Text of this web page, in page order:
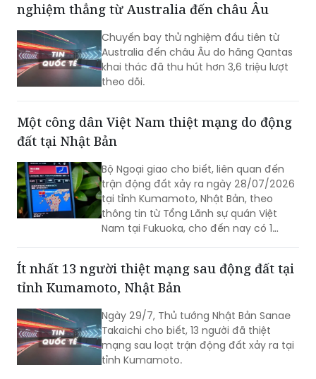
nghiệm thẳng từ Australia đến châu Âu
Chuyến bay thử nghiệm đầu tiên từ
Australia đến châu Âu do hãng Qantas
khai thác đã thu hút hơn 3,6 triệu lượt
theo dõi.
Một công dân Việt Nam thiệt mạng do động
đất tại Nhật Bản
Bộ Ngoại giao cho biết, liên quan đến
trận động đất xảy ra ngày 28/07/2026
tại tỉnh Kumamoto, Nhật Bản, theo
thông tin từ Tổng Lãnh sự quán Việt
Nam tại Fukuoka, cho đến nay có 1
trận động đất.
Ít nhất 13 người thiệt mạng sau động đất tại
tỉnh Kumamoto, Nhật Bản
Ngày 29/7, Thủ tướng Nhật Bản Sanae
Takaichi cho biết, 13 người đã thiệt
mạng sau loạt trận động đất xảy ra tại
tỉnh Kumamoto.